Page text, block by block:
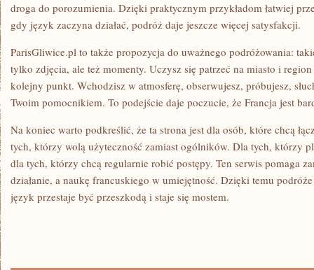
droga do porozumienia. Dzięki praktycznym przykładom łatwiej
gdy język zaczyna działać, podróż daje jeszcze więcej satysfakcji.
ParisGliwice.pl to także propozycja do uważnego podróżowania:
tylko zdjęcia, ale też momenty. Uczysz się patrzeć na miasto i
kolejny punkt. Wchodzisz w atmosferę, obserwujesz, próbujesz,
Twoim pomocnikiem. To podejście daje poczucie, że Francja jest
Na koniec warto podkreślić, że ta strona jest dla osób, które chcą
tych, którzy wolą użyteczność zamiast ogólników. Dla tych, którzy
dla tych, którzy chcą regularnie robić postępy. Ten serwis pomaga
działanie, a naukę francuskiego w umiejętność. Dzięki temu
język przestaje być przeszkodą i staje się mostem.